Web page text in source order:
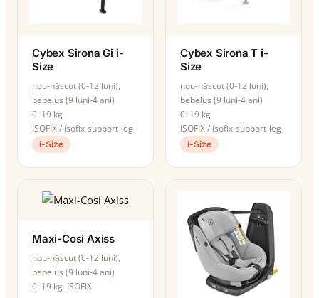
Cybex Sirona Gi i-
Size
nou-născut (0-12 luni),
bebeluș (9 luni-4 ani)
0–19 kg
ISOFIX / isofix-support-leg
i-Size
Cybex Sirona T i-
Size
nou-născut (0-12 luni),
bebeluș (9 luni-4 ani)
0–19 kg
ISOFIX / isofix-support-leg
i-Size
Maxi-Cosi Axiss
nou-născut (0-12 luni),
bebeluș (9 luni-4 ani)
0–19 kg ISOFIX